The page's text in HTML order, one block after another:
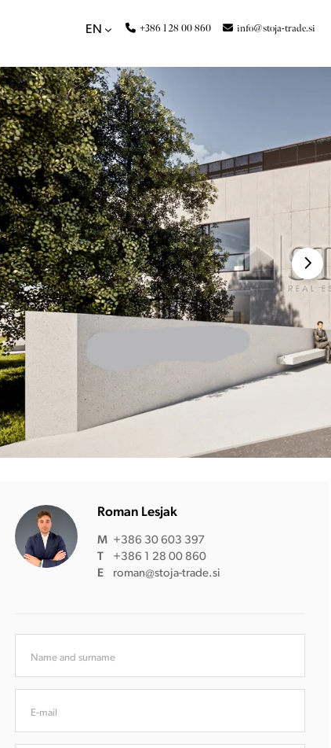
EN +386 1 28 00 860 info@stoja-trade.si
Roman Lesjak
M +386 30 603 397
T
+386 1 28 00 860
E
roman@stoja-trade.si
Name and surname
E-mail